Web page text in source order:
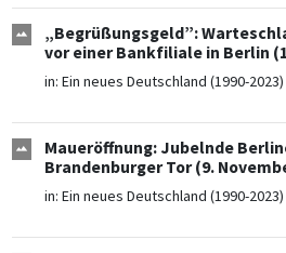
„Begrüßungsgeld”:
vor einer Bankfiliale in Berlin
in: Ein neues Deutschland (1990-2023)
Maueröffnung: Jubelnde
Brandenburger Tor (9.
in: Ein neues Deutschland (1990-2023)